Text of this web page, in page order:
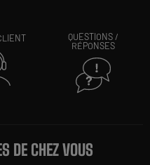
QUESTIONS /
RÉPONSES
DE CHEZ VOUS